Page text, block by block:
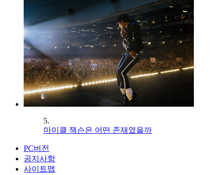
5.
마이클 잭슨은 어떤 존재였을까
PC버전
공지사항
사이트맵